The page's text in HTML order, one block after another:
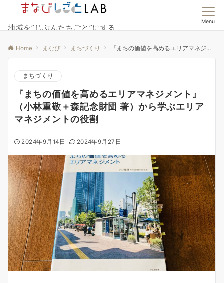
地域を”じぶんたちごと”にする
Menu
Home まなび まちづくり 『まちの価値を高めるエリアマネジメント』（小林重敬＋森記念財団 著）から学ぶエリアマネジメントの役割
まちづくり
『まちの価値を高めるエリアマネジメント』
（小林重敬＋森記念財団 著）から学ぶエリア
マネジメントの役割
2024年9月14日 2024年9月27日